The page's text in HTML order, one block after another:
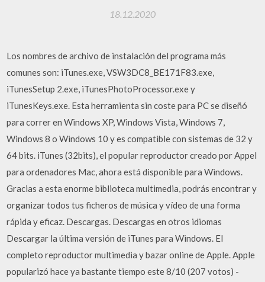
18.12.2020
Los nombres de archivo de instalación del programa más
comunes son: iTunes.exe, VSW3DC8_BE171F83.exe,
iTunesSetup 2.exe, iTunesPhotoProcessor.exe y
iTunesKeys.exe. Esta herramienta sin coste para PC se diseñó
para correr en Windows XP, Windows Vista, Windows 7,
Windows 8 o Windows 10 y es compatible con sistemas de 32 y
64 bits. iTunes (32bits), el popular reproductor creado por Appel
para ordenadores Mac, ahora está disponible para Windows.
Gracias a esta enorme biblioteca multimedia, podrás encontrar y
organizar todos tus ficheros de música y vídeo de una forma
rápida y eficaz. Descargas. Descargas en otros idiomas
Descargar la última versión de iTunes para Windows. El
completo reproductor multimedia y bazar online de Apple. Apple
popularizó hace ya bastante tiempo este 8/10 (207 votos) -